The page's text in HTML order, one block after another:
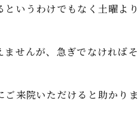
いうわけでもなく土曜より
せんが、急ぎでなければそ
来院いただけると助かりま